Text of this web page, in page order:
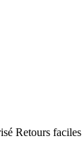
Retours faciles